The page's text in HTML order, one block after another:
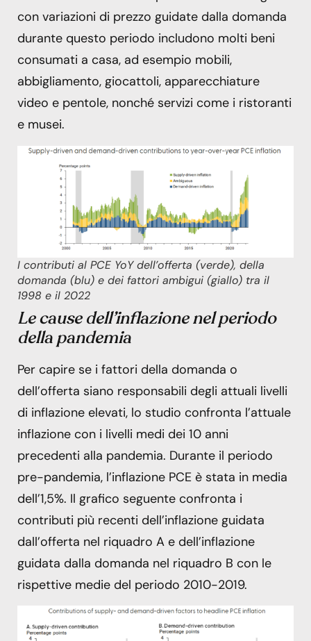
con variazioni di prezzo guidate dalla domanda
durante questo periodo includono molti beni
consumati a casa, ad esempio mobili,
abbigliamento, giocattoli, apparecchiature
video e pentole, nonché servizi come i ristoranti
e musei.
I contributi al PCE YoY dell’offerta (verde), della
domanda (blu) e dei fattori ambigui (giallo) tra il
1998 e il 2022
Le cause dell’inflazione nel periodo
della pandemia
Per capire se i fattori della domanda o
dell’offerta siano responsabili degli attuali livelli
di inflazione elevati, lo studio confronta l’attuale
inflazione con i livelli medi dei 10 anni
precedenti alla pandemia. Durante il periodo
pre-pandemia, l’inflazione PCE è stata in media
dell’1,5%. Il grafico seguente confronta i
contributi più recenti dell’inflazione guidata
dall’offerta nel riquadro A e dell’inflazione
guidata dalla domanda nel riquadro B con le
rispettive medie del periodo 2010-2019.